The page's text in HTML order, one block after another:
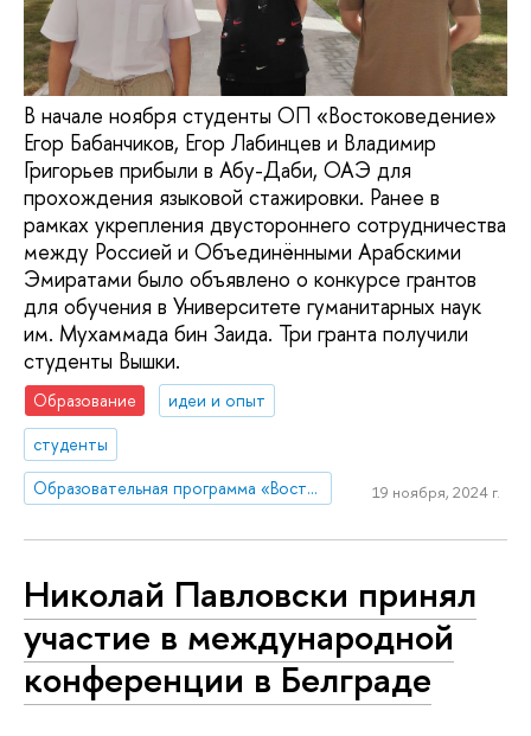
В начале ноября студенты ОП «Востоковедение»
Егор Бабанчиков, Егор Лабинцев и Владимир
Григорьев прибыли в Абу-Даби, ОАЭ для
прохождения языковой стажировки. Ранее в
рамках укрепления двустороннего сотрудничества
между Россией и Объединёнными Арабскими
Эмиратами было объявлено о конкурсе грантов
для обучения в Университете гуманитарных наук
им. Мухаммада бин Заида. Три гранта получили
студенты Вышки.
Образование
идеи и опыт
студенты
Образовательная программа «Востоковедение»
19 ноября, 2024 г.
Николай Павловски принял
участие в международной
конференции в Белграде